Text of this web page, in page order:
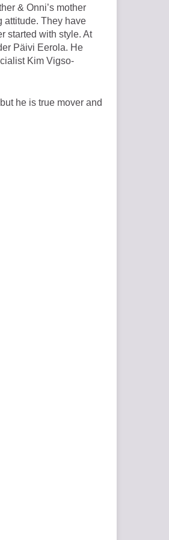
& Onni’s mother
attitude. They have
started with style. At
Päivi Eerola. He
Kim Vigso-
he is true mover and